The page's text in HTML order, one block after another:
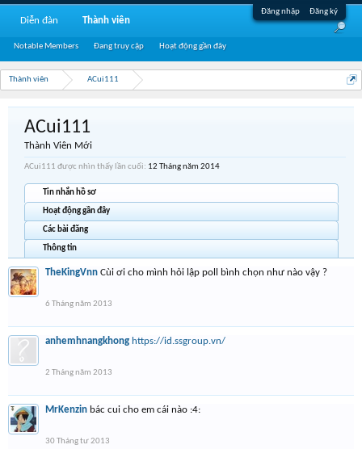
Đăng nhập Đăng ký
Thành viên ACui111
ACui111
Thành Viên Mới
ACui111 được nhìn thấy lần cuối: 12 Tháng năm 2014
Tin nhắn hồ sơ
Hoạt động gần đây
Các bài đăng
Thông tin
TheKingVnn Cùi ơi cho mình hỏi lập poll bình chọn như nào vậy ?
6 Tháng năm 2013
anhemhnangkhong https://id.ssgroup.vn/
2 Tháng năm 2013
MrKenzin bác cui cho em cái nào :4:
30 Tháng tư 2013
Diễn đàn Thành viên
Notable Members Đang truy cập Hoạt động gần đây